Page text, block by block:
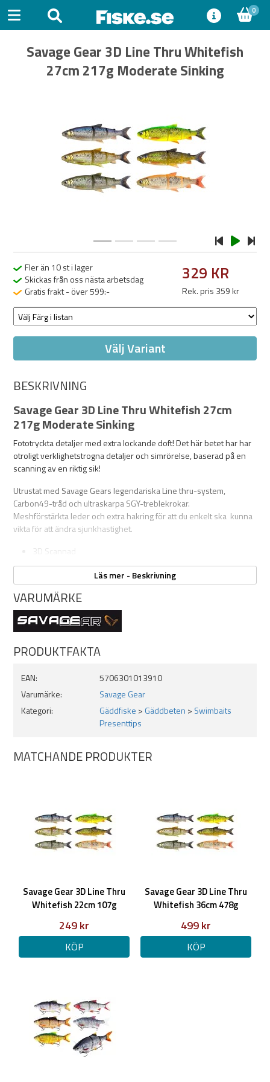
0
Savage Gear 3D Line Thru Whitefish
27cm 217g Moderate Sinking
Previous
Fler än 10 st i lager
Skickas från oss nästa arbetsdag
Gratis frakt - över 599:-
329 KR
Rek. pris 359 kr
Välj Variant
BESKRIVNING
Savage Gear 3D Line Thru Whitefish 27cm
217g Moderate Sinking
Fototryckta detaljer med extra lockande doft! Det här betet har har
otroligt verklighetstrogna detaljer och simrörelse, baserad på en
scanning av en riktig sik!
Utrustat med Savage Gears legendariska Line thru-system,
Carbon49-tråd och ultraskarpa SGY-treblekrokar.
Meshförstärkta leder och extra hakring för att du enkelt ska kunna
vikta för att ändra sjunkhastighet.
3D Scannad
Line Thru System
Incredible swimming action
Chin ring for quick sink rate adjustment
Scented
Carbon49 Wire
SGY 1X BN Trebles
Vikt: 217g
Läs mer - Beskrivning
VARUMÄRKE
PRODUKTFAKTA
EAN:
5706301013910
Varumärke:
Savage Gear
Kategori:
Gäddfiske > Gäddbeten > Swimbaits
Presenttips
MATCHANDE PRODUKTER
Savage Gear 3D Line Thru
Whitefish 22cm 107g
249 kr
KÖP
Savage Gear 3D Line Thru
Whitefish 36cm 478g
499 kr
KÖP